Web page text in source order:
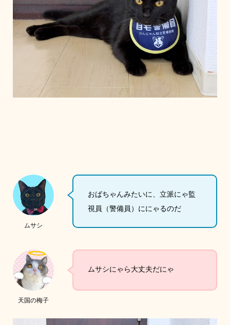
ムサシ
おばちゃんみたいに、立派にゃ監
視員（警備員）ににゃるのだ
天国の梅子
ムサシにゃら大丈夫だにゃ